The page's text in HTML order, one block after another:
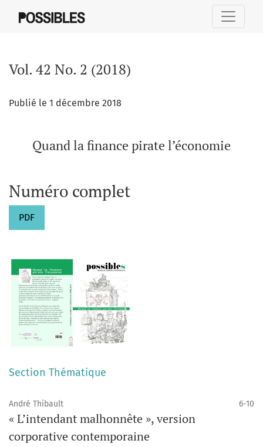
Vol. 42 No. 2 (2018): Quand la finance pirate l’économie
Vol. 42 No. 2 (2018)
Publié le 1 décembre 2018
Quand la finance pirate l’économie
Numéro complet
PDF
Section Thématique
André Thibault 6-10
« L’intendant malhonnête », version
corporative contemporaine